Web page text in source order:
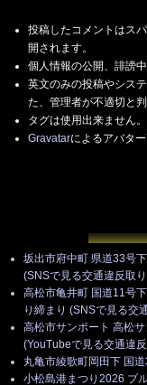
投稿したコメントはス
開されます。
個人情報の公開、誹謗
英文のみの投稿やシス
た、管理者が不適切と
タグは使用出来ません。
Gravatarによるアバタ
坂出市府中町 県道33号
(SNSで見る交通違反取
高松市亀井町 国道11号
り締まり (SNSで見る交
高松市サンポート 高松
(YouTubeで見る交通違
丸亀市綾歌町岡田下 国
小松島港まつり2026 ブ